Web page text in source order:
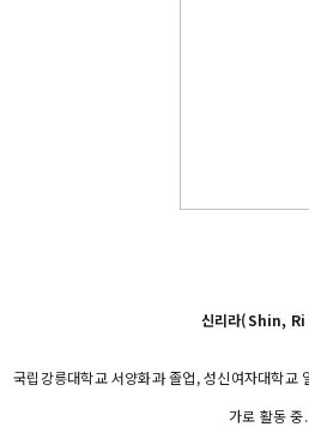
신리라(Shin, Ri
국립강릉대학교 서양화과 졸업, 성신여자대학교
가로 활동 중.